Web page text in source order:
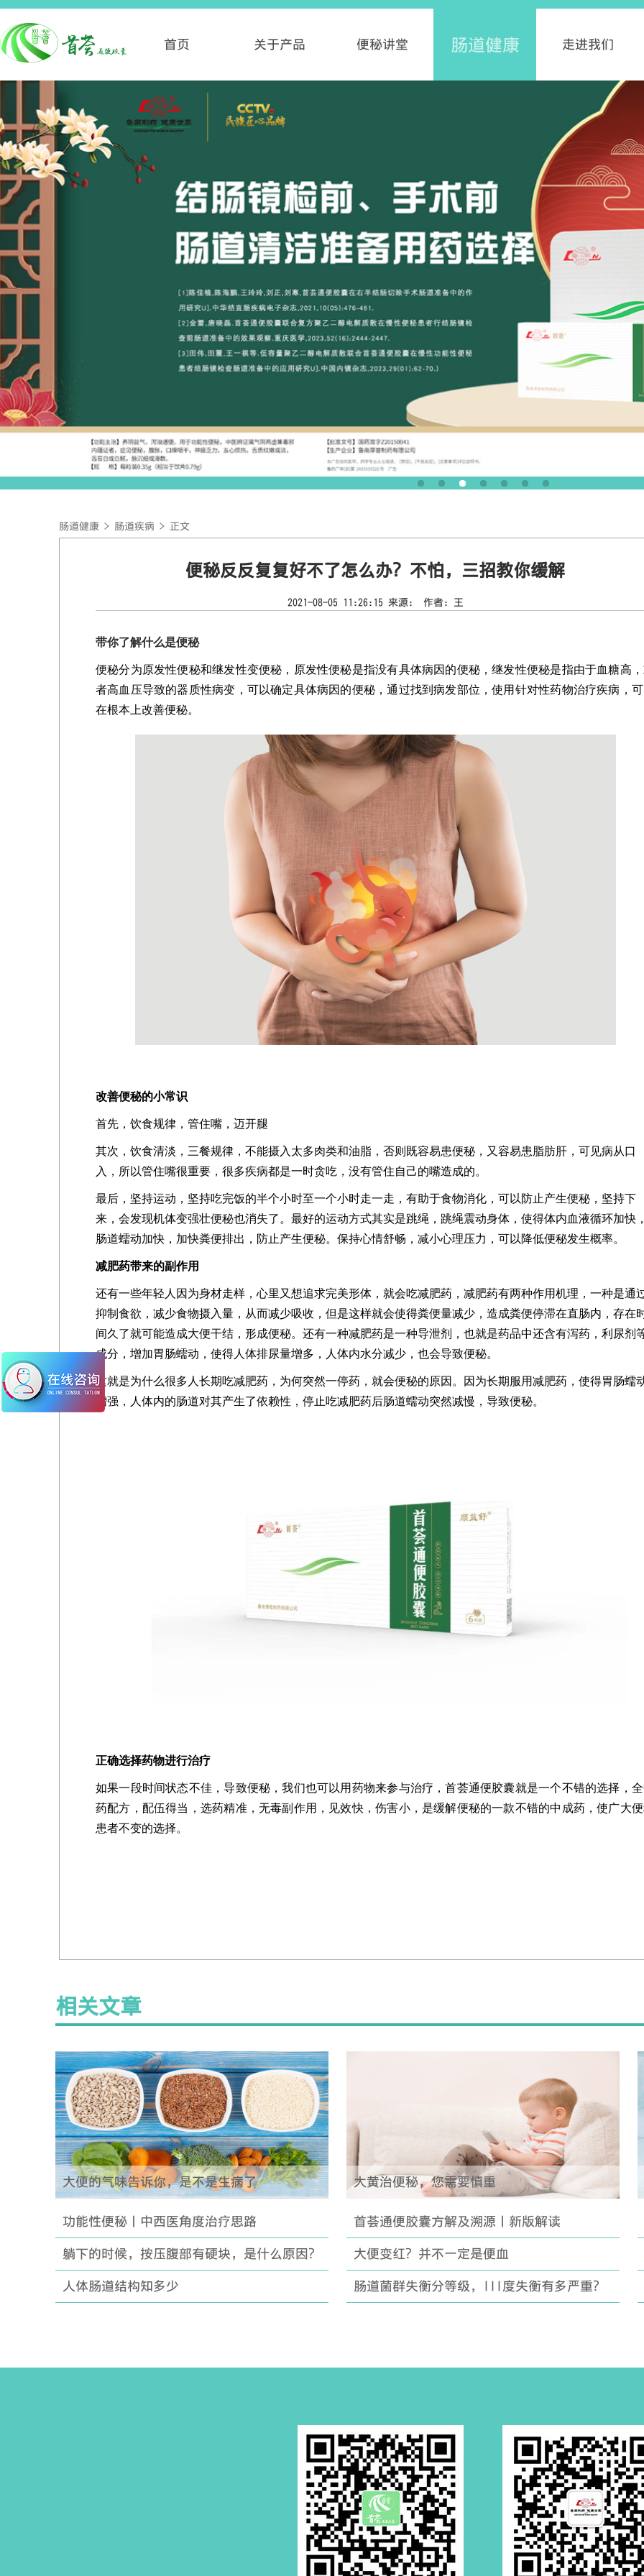
首页 关于产品 便秘讲堂 肠道健康 走进我们
肠道健康 > 肠道疾病 > 正文
便秘反反复复好不了怎么办？不怕，三招教你缓解
2021-08-05 11:26:15 来源： 作者：王
带你了解什么是便秘
便秘分为原发性便秘和继发性变便秘，原发性便秘是指没有具体病因的便秘，继发性便秘是指由于血糖高
者高血压导致的器质性病变，可以确定具体病因的便秘，通过找到病发部位，使用针对性药物治疗疾病，
在根本上改善便秘。
改善便秘的小常识
首先，饮食规律，管住嘴，迈开腿
其次，饮食清淡，三餐规律，不能摄入太多肉类和油脂，否则既容易患便秘，又容易患脂肪肝，可见病从口
入，所以管住嘴很重要，很多疾病都是一时贪吃，没有管住自己的嘴造成的。
最后，坚持运动，坚持吃完饭的半个小时至一个小时走一走，有助于食物消化，可以防止产生便秘，坚持下
来，会发现机体变强壮便秘也消失了。最好的运动方式其实是跳绳，跳绳震动身体，使得体内血液循环加快
肠道蠕动加快，加快粪便排出，防止产生便秘。保持心情舒畅，减小心理压力，可以降低便秘发生概率。
减肥药带来的副作用
还有一些年轻人因为身材走样，心里又想追求完美形体，就会吃减肥药，减肥药有两种作用机理，一种是通
抑制食欲，减少食物摄入量，从而减少吸收，但是这样就会使得粪便量减少，造成粪便停滞在直肠内，存在
间久了就可能造成大便干结，形成便秘。还有一种减肥药是一种导泄剂，也就是药品中还含有泻药，利尿剂
成分，增加胃肠蠕动，使得人体排尿量增多，人体内水分减少，也会导致便秘。
这就是为什么很多人长期吃减肥药，为何突然一停药，就会便秘的原因。因为长期服用减肥药，使得胃肠蠕
增强，人体内的肠道对其产生了依赖性，停止吃减肥药后肠道蠕动突然减慢，导致便秘。
正确选择药物进行治疗
如果一段时间状态不佳，导致便秘，我们也可以用药物来参与治疗，首荟通便胶囊就是一个不错的选择，
药配方，配伍得当，选药精准，无毒副作用，见效快，伤害小，是缓解便秘的一款不错的中成药，使广大
患者不变的选择。
相关文章
大便的气味告诉你，是不是生病了
功能性便秘丨中西医角度治疗思路
躺下的时候，按压腹部有硬块，是什么原因？
人体肠道结构知多少
大黄治便秘，您需要慎重
首荟通便胶囊方解及溯源丨新版解读
大便变红？并不一定是便血
肠道菌群失衡分等级，III度失衡有多严重？